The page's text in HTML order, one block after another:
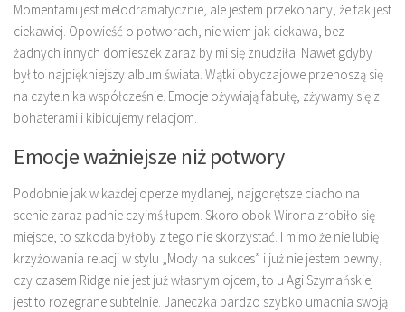
Momentami jest melodramatycznie, ale jestem przekonany, że tak jest
ciekawiej. Opowieść o potworach, nie wiem jak ciekawa, bez
żadnych innych domieszek zaraz by mi się znudziła. Nawet gdyby
był to najpiękniejszy album świata. Wątki obyczajowe przenoszą się
na czytelnika współcześnie. Emocje ożywiają fabułę, zżywamy się z
bohaterami i kibicujemy relacjom.
Emocje ważniejsze niż potwory
Podobnie jak w każdej operze mydlanej, najgorętsze ciacho na
scenie zaraz padnie czyimś łupem. Skoro obok Wirona zrobiło się
miejsce, to szkoda byłoby z tego nie skorzystać. I mimo że nie lubię
krzyżowania relacji w stylu „Mody na sukces” i już nie jestem pewny,
czy czasem Ridge nie jest już własnym ojcem, to u Agi Szymańskiej
jest to rozegrane subtelnie. Janeczka bardzo szybko umacnia swoją